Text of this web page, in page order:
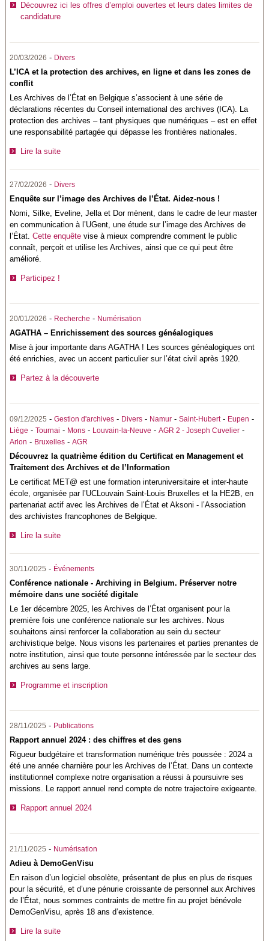
Découvrez ici les offres d’emploi ouvertes et leurs dates limites de
candidature
20/03/2026 - Divers
L’ICA et la protection des archives, en ligne et dans les zones de
conflit
Les Archives de l’État en Belgique s’associent à une série de
déclarations récentes du Conseil international des archives (ICA). La
protection des archives – tant physiques que numériques – est en effet
une responsabilité partagée qui dépasse les frontières nationales.
Lire la suite
27/02/2026 - Divers
Enquête sur l’image des Archives de l’État. Aidez-nous !
Nomi, Silke, Eveline, Jella et Dor mènent, dans le cadre de leur master
en communication à l’UGent, une étude sur l’image des Archives de
l’État.Cette enquête vise à mieux comprendre comment le public
connaît, perçoit et utilise les Archives, ainsi que ce qui peut être
amélioré.
Participez !
20/01/2026 - Recherche - Numérisation
AGATHA – Enrichissement des sources généalogiques
Mise à jour importante dans AGATHA ! Les sources généalogiques ont
été enrichies, avec un accent particulier sur l’état civil après 1920.
Partez à la découverte
09/12/2025 -Gestion d'archives - Divers - Namur -Saint-Hubert- Eupen -
Liège -Tournai - Mons - Louvain-la-Neuve -AGR 2 - Joseph Cuvelier -
Arlon - Bruxelles -AGR
Découvrez la quatrième édition du Certificat en Management et
Traitement des Archives et de l’Information
Le certificat MET@ est une formation interuniversitaire et inter-haute
école, organisée par l’UCLouvain Saint-Louis Bruxelles et la HE2B, en
partenariat actif avec les Archives de l’État et Aksoni - l’Association
des archivistes francophones de Belgique.
Lire la suite
30/11/2025 - Événements
Conférence nationale - Archiving in Belgium. Préserver notre
mémoire dans une société digitale
Le 1er décembre 2025, les Archives de l’État organisent pour la
première fois une conférence nationale sur les archives. Nous
souhaitons ainsi renforcer la collaboration au sein du secteur
archivistique belge. Nous visons les partenaires et parties prenantes de
notre institution, ainsi que toute personne intéressée par le secteur des
archives au sens large.
Programme et inscription
28/11/2025 - Publications
Rapport annuel 2024 : des chiffres et des gens
Rigueur budgétaire et transformation numérique très poussée : 2024 a
été une année charnière pour les Archives de l’État. Dans un contexte
institutionnel complexe notre organisation a réussi à poursuivre ses
missions. Le rapport annuel rend compte de notre trajectoire exigeante.
Rapport annuel 2024
21/11/2025 - Numérisation
Adieu à DemoGenVisu
En raison d’un logiciel obsolète, présentant de plus en plus de risques
pour la sécurité, et d’une pénurie croissante de personnel aux Archives
de l’État, nous sommes contraints de mettre fin au projet bénévole
DemoGenVisu, après 18 ans d’existence.
Lire la suite